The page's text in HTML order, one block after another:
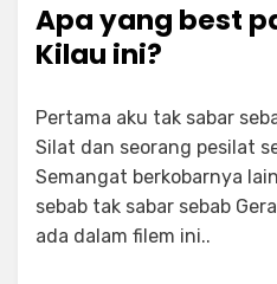
Apa yang best
Kilau ini?
Pertama aku tak sabar
Silat dan seorang pesilat
Semangat berkobarnya
sebab tak sabar sebab
ada dalam filem ini..